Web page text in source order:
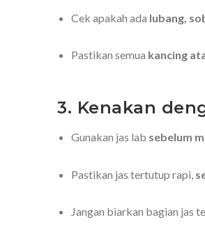
Cek apakah ada lubang,
Pastikan semua kancing
3. Kenakan
Gunakan jas lab sebelum
Pastikan jas tertutup rapi,
Jangan biarkan bagian jas